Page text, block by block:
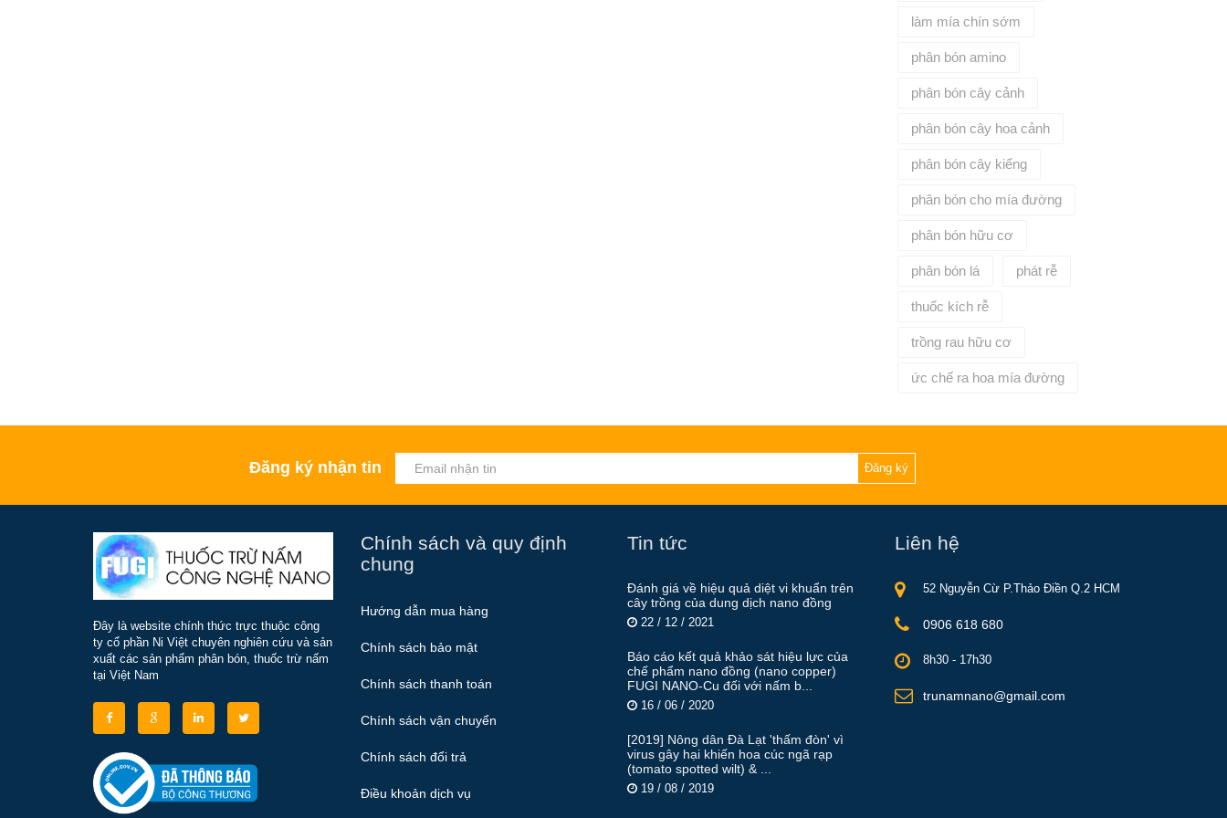
làm mía chín sớm
phân bón amino
phân bón cây cảnh
phân bón cây hoa cảnh
phân bón cây kiểng
phân bón cho mía đường
phân bón hữu cơ
phân bón lá phát rễ
thuốc kích rễ
trồng rau hữu cơ
ức chế ra hoa mía đường
Đăng ký nhận tin Đăng ký
Đây là website chính thức trực thuộc công
ty cổ phần Ni Việt chuyên nghiên cứu và sản
xuất các sản phẩm phân bón, thuốc trừ nấm
tại Việt Nam
Chính sách và quy định
chung
Hướng dẫn mua hàng
Chính sách bảo mật
Chính sách thanh toán
Chính sách vận chuyển
Chính sách đổi trả
Điều khoản dịch vụ
Tin tức
Đánh giá về hiệu quả diệt vi khuẩn trên
cây trồng của dung dịch nano đồng
22 / 12 / 2021
Báo cáo kết quả khảo sát hiệu lực của
chế phẩm nano đồng (nano copper)
FUGI NANO-Cu đối với nấm b...
16 / 06 / 2020
[2019] Nông dân Đà Lạt 'thấm đòn' vì
virus gây hại khiến hoa cúc ngã rạp
(tomato spotted wilt) & ...
19 / 08 / 2019
Liên hệ
52 Nguyễn Cừ P.Thảo Điền Q.2 HCM
0906 618 680
8h30 - 17h30
trunamnano@gmail.com